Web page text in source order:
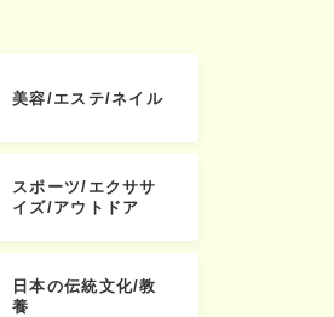
美容/エステ/ネイル
スポーツ/エクササ
イズ/アウトドア
日本の伝統文化/教
養